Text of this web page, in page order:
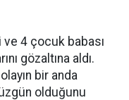
ve 4 çocuk babası
gözaltına aldı.
bir anda
olduğunu